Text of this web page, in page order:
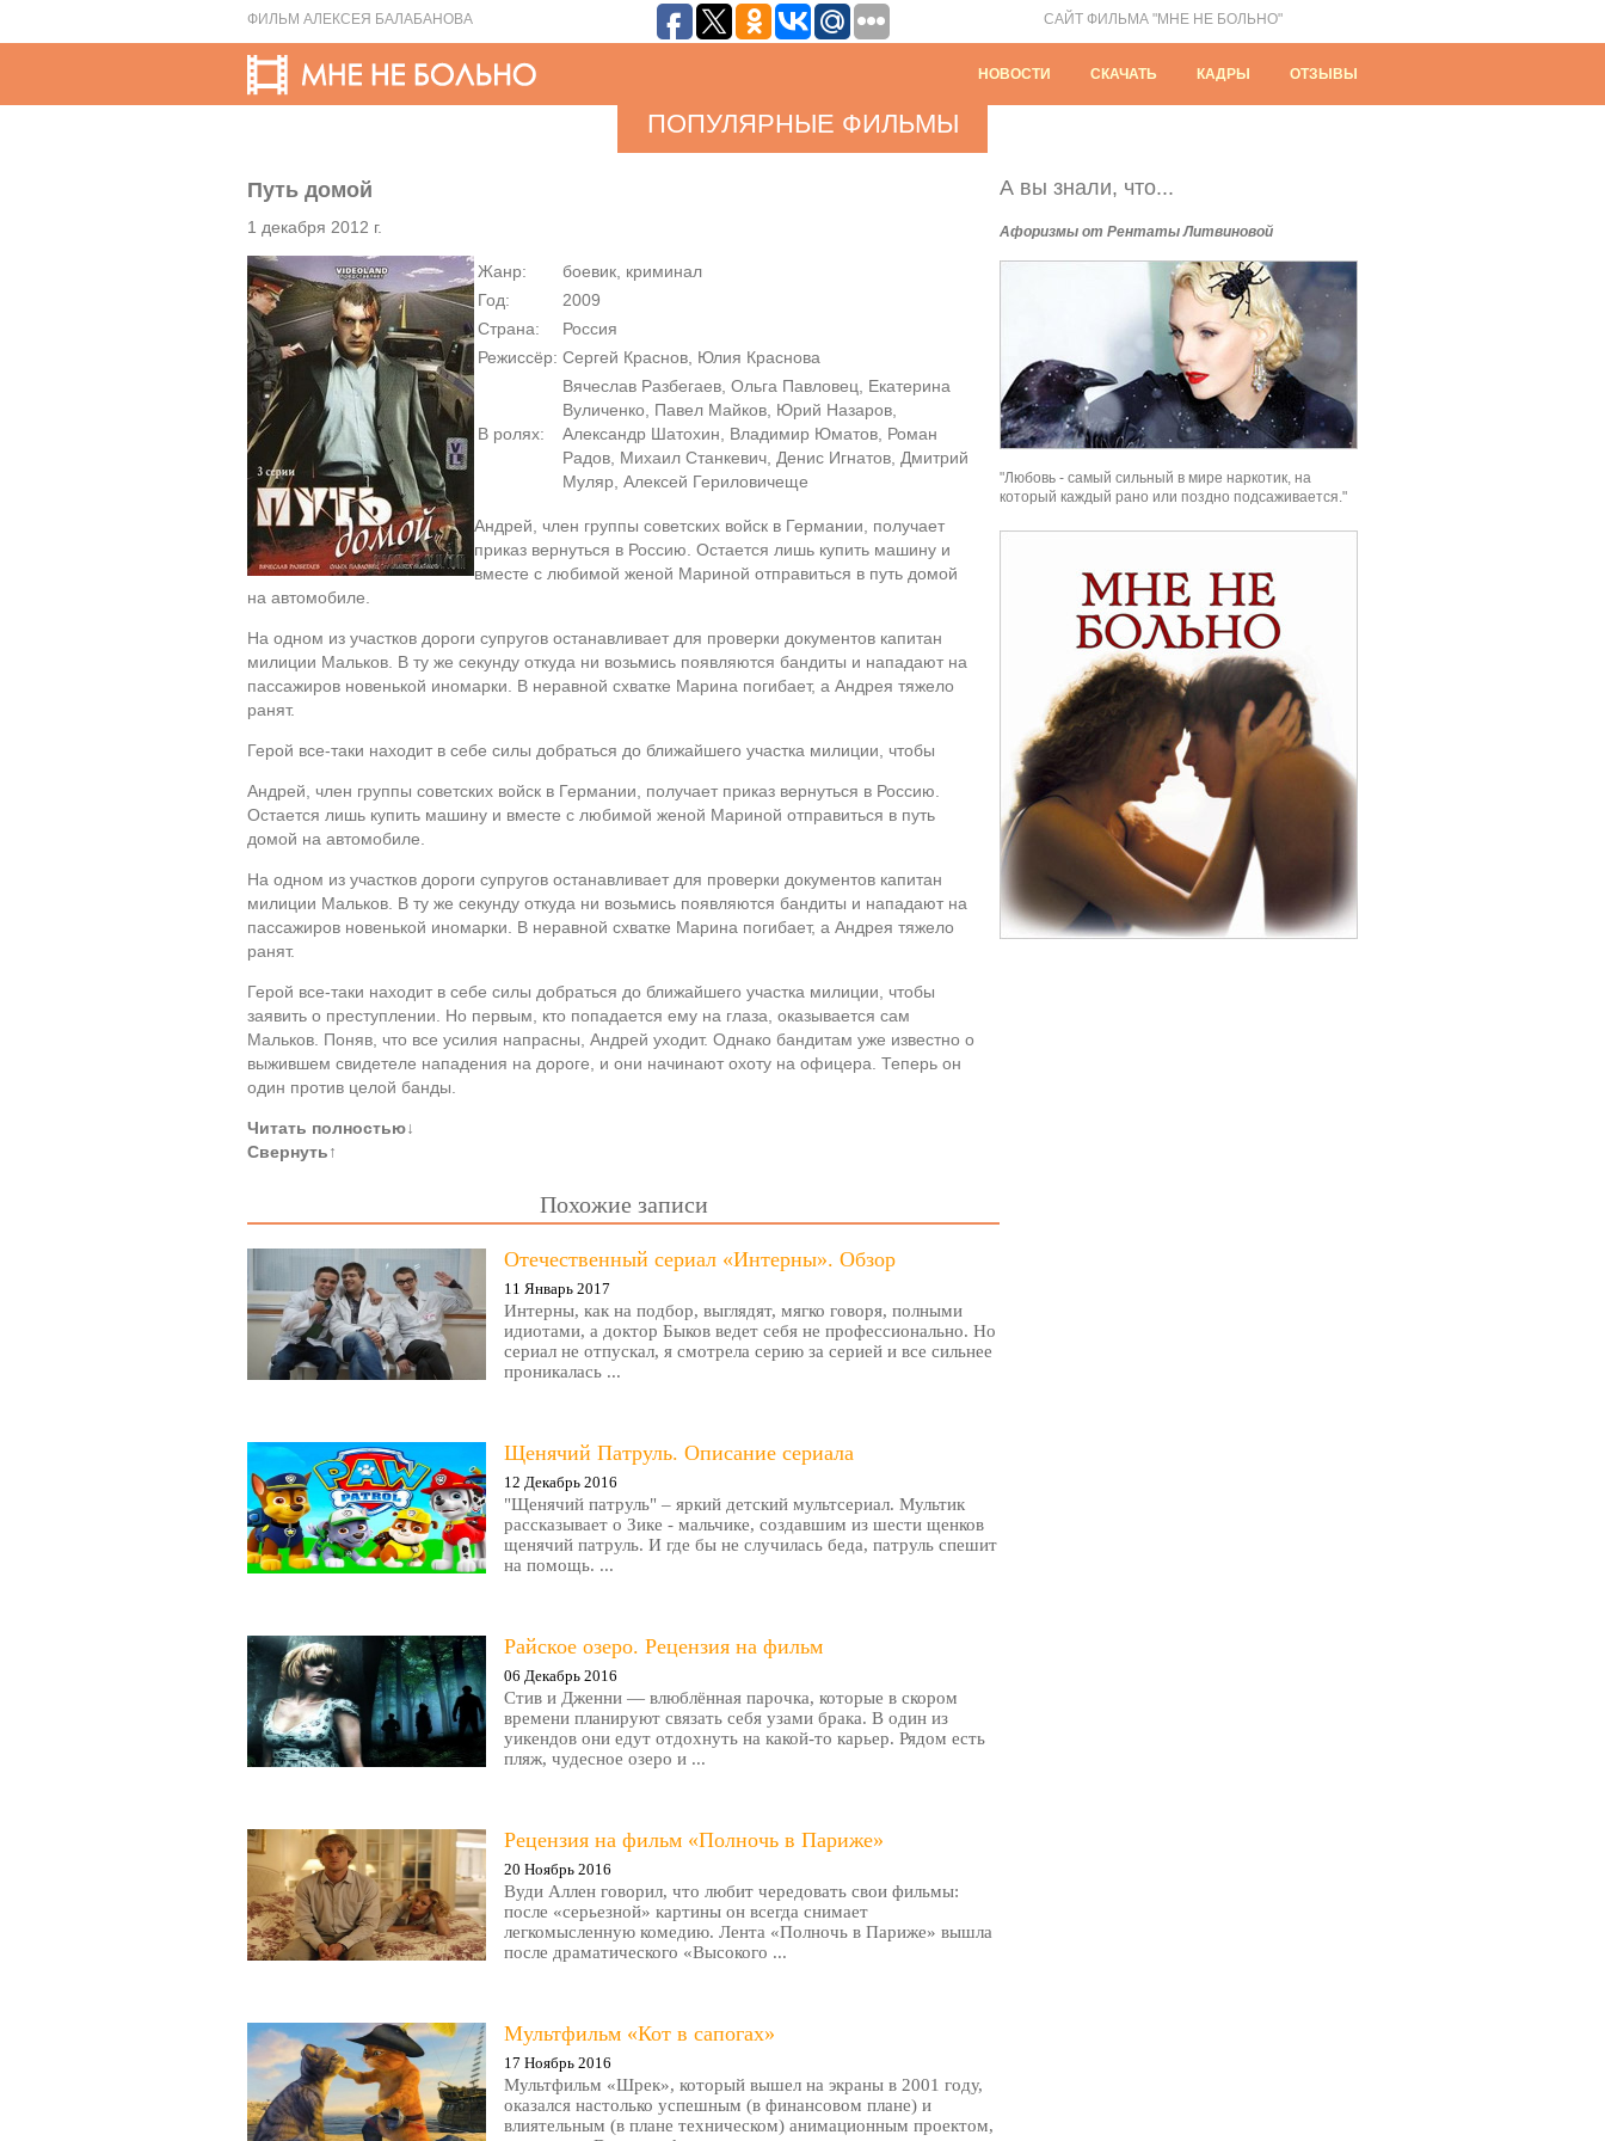
ФИЛЬМ АЛЕКСЕЯ БАЛАБАНОВА САЙТ ФИЛЬМА "МНЕ НЕ БОЛЬНО"
НОВОСТИ СКАЧАТЬ КАДРЫ ОТЗЫВЫ
ПОПУЛЯРНЫЕ ФИЛЬМЫ
Путь домой
1 декабря 2012 г.
Жанр:
боевик, криминал
Год:
2009
Страна:
Россия
Режиссёр: Сергей Краснов, Юлия Краснова
В ролях:
Вячеслав Разбегаев, Ольга Павловец, Екатерина
Вуличенко, Павел Майков, Юрий Назаров,
Александр Шатохин, Владимир Юматов, Роман
Радов, Михаил Станкевич, Денис Игнатов, Дмитрий
Муляр, Алексей Гериловичеще
Андрей, член группы советских войск в Германии, получает
приказ вернуться в Россию. Остается лишь купить машину и
вместе с любимой женой Мариной отправиться в путь домой
на автомобиле.
На одном из участков дороги супругов останавливает для проверки документов капитан
милиции Мальков. В ту же секунду откуда ни возьмись появляются бандиты и нападают на
пассажиров новенькой иномарки. В неравной схватке Марина погибает, а Андрея тяжело
ранят.
Герой все-таки находит в себе силы добраться до ближайшего участка милиции, чтобы
Андрей, член группы советских войск в Германии, получает приказ вернуться в Россию.
Остается лишь купить машину и вместе с любимой женой Мариной отправиться в путь
домой на автомобиле.
На одном из участков дороги супругов останавливает для проверки документов капитан
милиции Мальков. В ту же секунду откуда ни возьмись появляются бандиты и нападают на
пассажиров новенькой иномарки. В неравной схватке Марина погибает, а Андрея тяжело
ранят.
Герой все-таки находит в себе силы добраться до ближайшего участка милиции, чтобы
заявить о преступлении. Но первым, кто попадается ему на глаза, оказывается сам
Мальков. Поняв, что все усилия напрасны, Андрей уходит. Однако бандитам уже известно о
выжившем свидетеле нападения на дороге, и они начинают охоту на офицера. Теперь он
один против целой банды.
Читать полностью↓
Свернуть↑
Похожие записи
Отечественный сериал «Интерны». Обзор
11 Январь 2017
Интерны, как на подбор, выглядят, мягко говоря, полными
идиотами, а доктор Быков ведет себя не профессионально. Но
сериал не отпускал, я смотрела серию за серией и все сильнее
проникалась ...
Щенячий Патруль. Описание сериала
12 Декабрь 2016
"Щенячий патруль" – яркий детский мультсериал. Мультик
рассказывает о Зике - мальчике, создавшим из шести щенков
щенячий патруль. И где бы не случилась беда, патруль спешит
на помощь. ...
Райское озеро. Рецензия на фильм
06 Декабрь 2016
Стив и Дженни — влюблённая парочка, которые в скором
времени планируют связать себя узами брака. В один из
уикендов они едут отдохнуть на какой-то карьер. Рядом есть
пляж, чудесное озеро и ...
Рецензия на фильм «Полночь в Париже»
20 Ноябрь 2016
Вуди Аллен говорил, что любит чередовать свои фильмы:
после «серьезной» картины он всегда снимает
легкомысленную комедию. Лента «Полночь в Париже» вышла
после драматического «Высокого ...
Мультфильм «Кот в сапогах»
17 Ноябрь 2016
Мультфильм «Шрек», который вышел на экраны в 2001 году,
оказался настолько успешным (в финансовом плане) и
влиятельным (в плане техническом) анимационным проектом,
А вы знали, что...
Афоризмы от Рентаты Литвиновой
"Любовь - самый сильный в мире наркотик, на
который каждый рано или поздно подсаживается."